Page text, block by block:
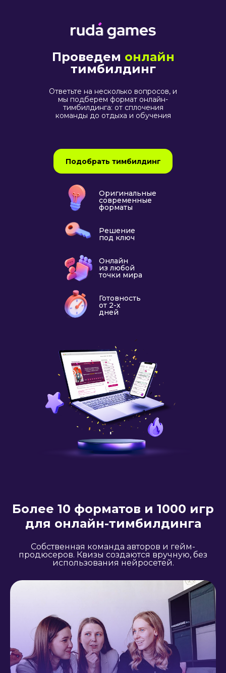
Подобрать тимбилдинг
Проведем онлайн
тимбилдинг
Ответьте на несколько вопросов, и
мы подберем формат онлайн-
тимбилдинга: от сплочения
команды до отдыха и обучения
Оригинальные
современные
форматы
Онлайн
из любой
точки мира
Решение
под ключ
Готовность
от 2-х
дней
Более 10 форматов и 1000 игр
для онлайн-тимбилдинга
Собственная команда авторов и гейм-
продюсеров. Квизы создаются вручную, без
использования нейросетей.